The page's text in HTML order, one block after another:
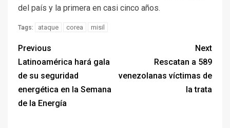
del país y la primera en casi cinco años.
Tags: ataque corea misil
Previous
Latinoamérica hará gala
de su seguridad
energética en la Semana
de la Energía
Next
Rescatan a 589
venezolanas víctimas de
la trata